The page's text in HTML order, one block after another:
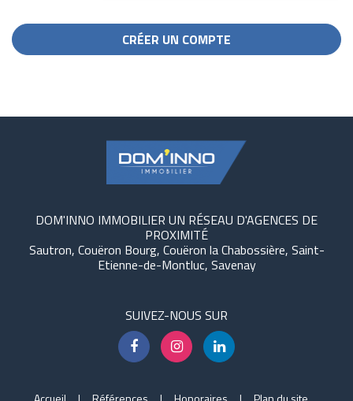
DOM'INNO IMMOBILIER UN RÉSEAU D'AGENCES DE
PROXIMITÉ
Sautron, Couëron Bourg, Couëron la Chabossière, Saint-
Etienne-de-Montluc, Savenay
SUIVEZ-NOUS SUR